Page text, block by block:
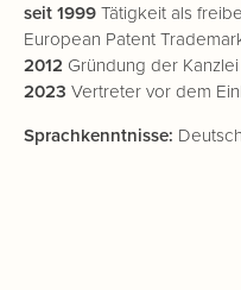
seit 1999 Tätigkeit als
European Patent
2012 Gründung der
2023 Vertreter vor dem
Sprachkenntnisse: